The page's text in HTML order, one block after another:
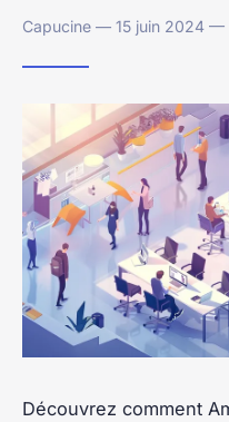
Capucine — 15 juin 2024 —
Découvrez comment